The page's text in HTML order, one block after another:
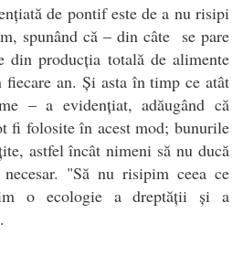
de pontif este de a nu risipi
spunând că – din câte se pare
din producția totală de alimente
an. Și asta în timp ce atât
– a evidențiat, adăugând că
fi folosite în acest mod; bunurile
astfel încât nimeni să nu ducă
"Să nu risipim ceea ce
o ecologie a dreptății și a